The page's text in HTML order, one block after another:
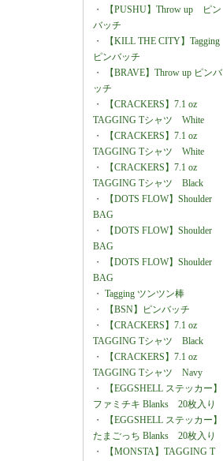
・
【PUSHU】Throw up ピン
バッチ
・
【KILL THE CITY】Tagging
ピンバッチ
・
【BRAVE】Throw up ピンバ
ッチ
・
【CRACKERS】7.1 oz
TAGGING Tシャツ White
・
【CRACKERS】7.1 oz
TAGGING Tシャツ White
・
【CRACKERS】7.1 oz
TAGGING Tシャツ Black
・
【DOTS FLOW】Shoulder
BAG
・
【DOTS FLOW】Shoulder
BAG
・
【DOTS FLOW】Shoulder
BAG
・ Tagging ツンツン棒
・
【BSN】ピンバッチ
・
【CRACKERS】7.1 oz
TAGGING Tシャツ Black
・
【CRACKERS】7.1 oz
TAGGING Tシャツ Navy
・
【EGGSHELL ステッカー】
ファミチキ Blanks 20枚入り
・
【EGGSHELL ステッカー】
たまごっち Blanks 20枚入り
・
【MONSTA】TAGGING T